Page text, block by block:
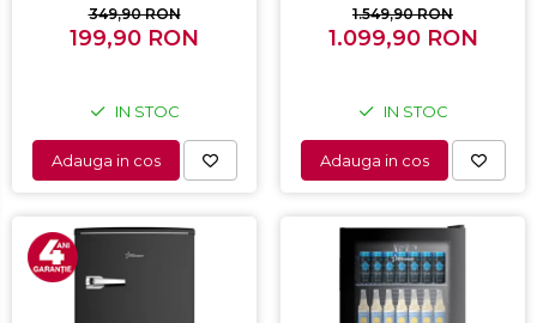
80 - 200 °C, 8 programe
predefinite, Negru
349,90 RON
199,90 RON
IN STOC
Adauga in cos
Iluminare LED, Picioare
ajustabile, Usi reversibile,
1.549,90 RON
1.099,90 RON
IN STOC
Adauga in cos